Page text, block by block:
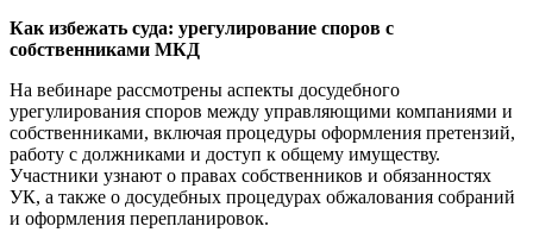
Как избежать суда: урегулирование споров с
собственниками МКД
На вебинаре рассмотрены аспекты досудебного
урегулирования споров между управляющими компаниями и
собственниками, включая процедуры оформления претензий,
работу с должниками и доступ к общему имуществу.
Участники узнают о правах собственников и обязанностях
УК, а также о досудебных процедурах обжалования собраний
и оформления перепланировок.